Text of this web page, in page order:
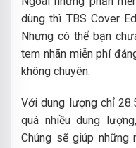
dùng thì TBS Cover
Nhưng có thể bạn
tem nhãn miễn phí
không chuyên.
Với dung lượng chỉ
quá nhiều dung
Chúng sẽ giúp